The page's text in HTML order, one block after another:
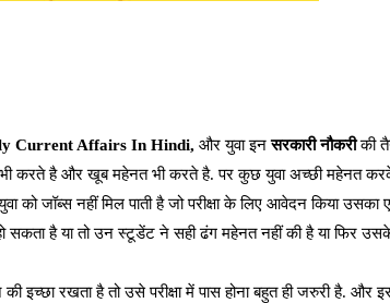
Current Affairs In Hindi, और युवा इनसरकारी नौकरीकी
भी करते है और खूब महेनत भी करते है. पर कुछ युवा अच्छी महेनत
को जॉब्स नहीं मिल पाती है जो परीक्षा के लिए आवेदन किया
है या तो उन स्टूडेंट ने सही ढंग महेनत नहीं की है या फिर उसके
इच्छा रखता है तो उसे परीक्षा में पास होना बहुत ही जरुरी है.